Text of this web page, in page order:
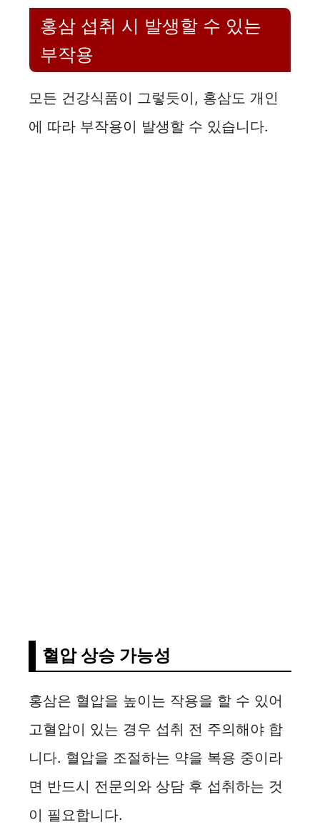
홍삼 섭취 시 발생할 수 있는
부작용
모든 건강식품이 그렇듯이, 홍삼도 개인
에 따라 부작용이 발생할 수 있습니다.
혈압 상승 가능성
홍삼은 혈압을 높이는 작용을 할 수 있어
고혈압이 있는 경우 섭취 전 주의해야 합
니다. 혈압을 조절하는 약을 복용 중이라
면 반드시 전문의와 상담 후 섭취하는 것
이 필요합니다.